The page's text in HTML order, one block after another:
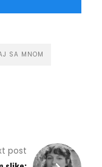
SA MNOM
post